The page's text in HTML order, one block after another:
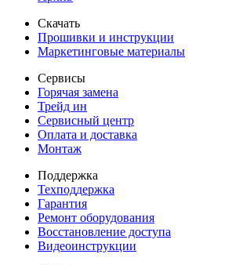
Скачать
Прошивки и инструкции
Маркетинговые материалы
Сервисы
Горячая замена
Трейд ин
Сервисный центр
Оплата и доставка
Монтаж
Поддержка
Техподдержка
Гарантия
Ремонт оборудования
Восстановление доступа
Видеоинструкции